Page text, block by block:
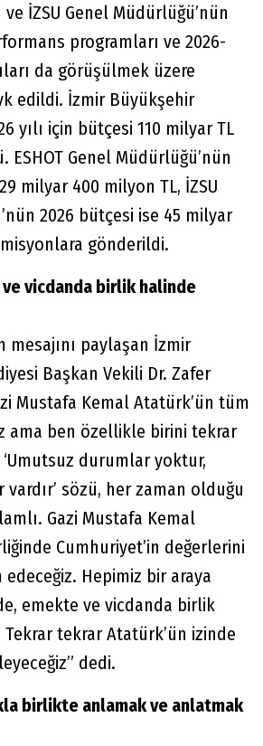
İZSU Genel Müdürlüğü’nün
programları ve 2026-
da görüşülmek üzere
edildi. İzmir Büyükşehir
yılı için bütçesi 110 milyar TL
Genel Müdürlüğü’nün
milyar 400 milyon TL, İZSU
2026 bütçesi ise 45 milyar
gönderildi.
vicdanda birlik halinde
mesajını paylaşan İzmir
Başkan Vekili Dr. Zafer
Mustafa Kemal Atatürk’ün tüm
ama ben özellikle birini tekrar
durumlar yoktur,
sözü, her zaman olduğu
Gazi Mustafa Kemal
Cumhuriyet’in değerlerini
Hepimiz bir araya
emekte ve vicdanda birlik
Tekrar tekrar Atatürk’ün izinde
dedi.
birlikte anlamak ve anlatmak